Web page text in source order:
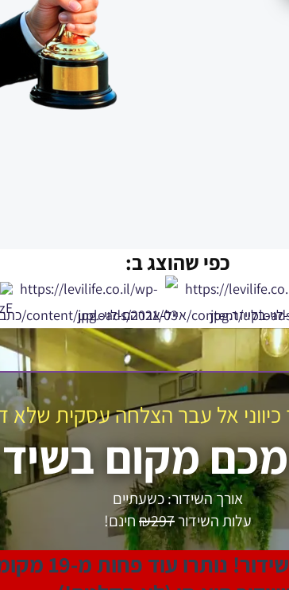
כפי שהוצג ב:
אל עבר הצלחה עסקית שלא
מקום
אורך השידור: כשעתיים
עלות השידור₪297חינם!
נותרו עוד פחות מ-19 מקומות! מהרו!